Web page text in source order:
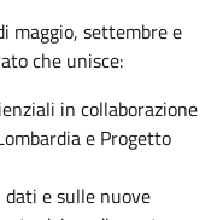
maggio, settembre e
che unisce:
in collaborazione
e Progetto
e sulle nuove